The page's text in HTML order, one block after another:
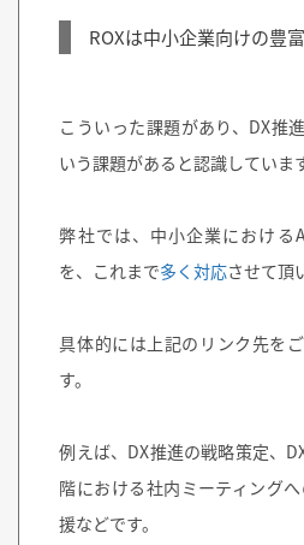
ROXは中小企業向けの豊
こういった課題があり、DX推
いう課題があると認識していま
弊社では、中小企業における
を、これまで多く対応させて頂
具体的には上記のリンク先を
す。
例えば、 DX推進の戦略策定、
階における社内ミーティング
援などです。